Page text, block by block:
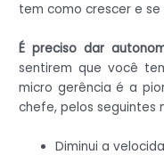
tem como crescer e se
É preciso dar
sentirem que você
micro gerência é a
chefe, pelos seguintes
Diminui a